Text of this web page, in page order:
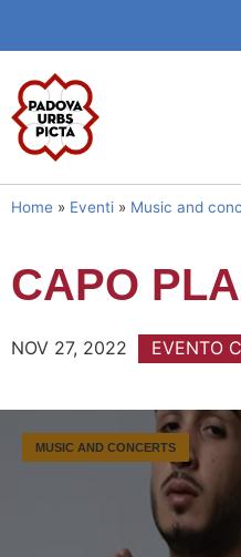
Home » Eventi » Music and
CAPO
NOV 27, 2022 EVENTO
MUSIC AND CONCERTS